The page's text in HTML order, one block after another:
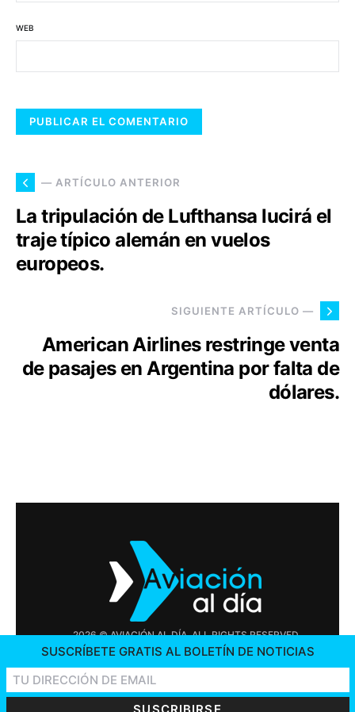
WEB
— ARTÍCULO ANTERIOR
La tripulación de Lufthansa lucirá el
traje típico alemán en vuelos
europeos.
SIGUIENTE ARTÍCULO —
American Airlines restringe venta
de pasajes en Argentina por falta de
dólares.
2026 © AVIACIÓN AL DÍA. ALL RIGHTS RESERVED
OFERTAS DE TRABAJO
SUSCRÍBETE GRATIS AL BOLETÍN DE NOTICIAS